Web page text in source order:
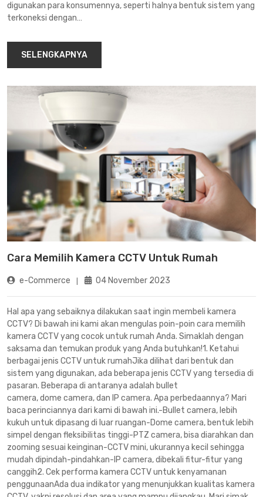
digunakan para konsumennya, seperti halnya bentuk sistem yang
terkoneksi dengan…
SELENGKAPNYA
Cara Memilih Kamera CCTV Untuk Rumah
e-Commerce 04 November 2023
Hal apa yang sebaiknya dilakukan saat ingin membeli kamera
CCTV? Di bawah ini kami akan mengulas poin-poin cara memilih
kamera CCTV yang cocok untuk rumah Anda. Simaklah dengan
saksama dan temukan produk yang Anda butuhkan!1. Ketahui
berbagai jenis CCTV untuk rumahJika dilihat dari bentuk dan
sistem yang digunakan, ada beberapa jenis CCTV yang tersedia di
pasaran. Beberapa di antaranya adalah bullet
camera, dome camera, dan IP camera. Apa perbedaannya? Mari
baca perinciannya dari kami di bawah ini.-Bullet camera, lebih
kukuh untuk dipasang di luar ruangan-Dome camera, bentuk lebih
simpel dengan fleksibilitas tinggi-PTZ camera, bisa diarahkan dan
zooming sesuai keinginan-CCTV mini, ukurannya kecil sehingga
mudah dipindah-pindahkan-IP camera, dibekali fitur-fitur yang
canggih2. Cek performa kamera CCTV untuk kenyamanan
penggunaanAda dua indikator yang menunjukkan kualitas kamera